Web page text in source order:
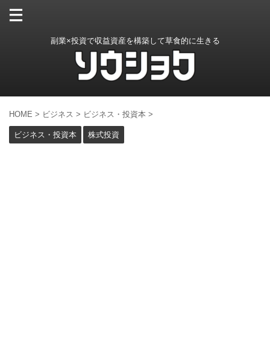
副業×投資で収益資産を構築して草食的に生きる
HOME > ビジネス > ビジネス・投資本 >
ビジネス・投資本 株式投資